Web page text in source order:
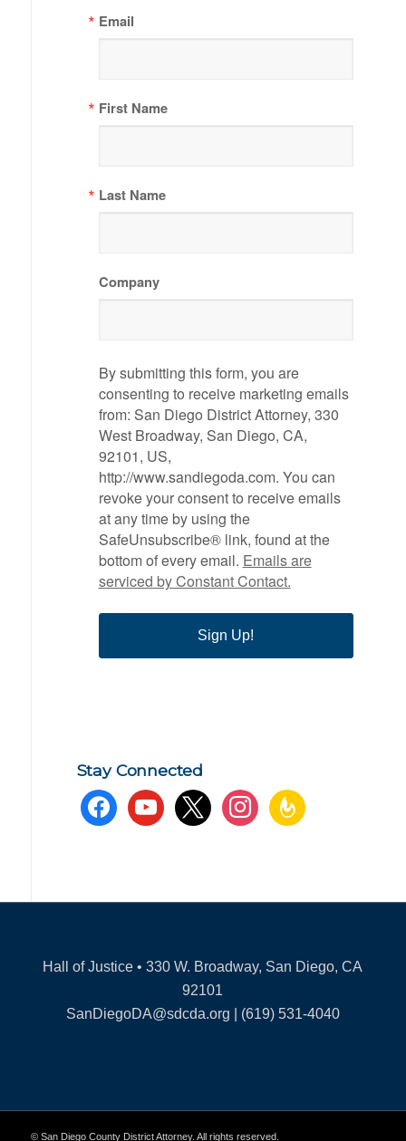
Email
First Name
Last Name
Company
By submitting this form, you are
consenting to receive marketing emails
from: San Diego District Attorney, 330
West Broadway, San Diego, CA,
92101, US,
http://www.sandiegoda.com. You can
revoke your consent to receive emails
at any time by using the
SafeUnsubscribe® link, found at the
bottom of every email. Emails are
serviced by Constant Contact.
Sign Up!
Stay Connected
facebookyoutube x instagramfeedburner
Hall of Justice • 330 W. Broadway, San Diego, CA
92101
SanDiegoDA@sdcda.org | (619) 531-4040
© San Diego County District Attorney. All rights reserved.